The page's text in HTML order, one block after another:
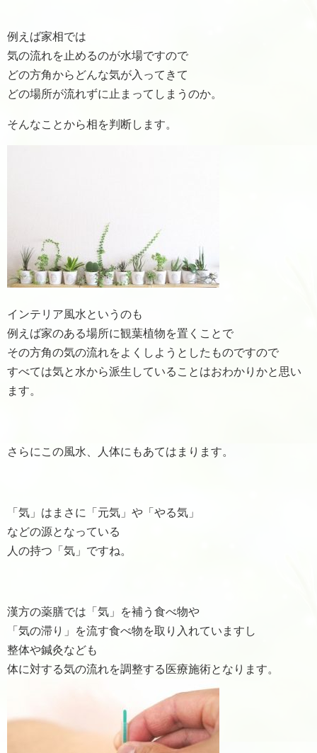
例えば家相では
気の流れを止めるのが水場ですので
どの方角からどんな気が入ってきて
どの場所が流れずに止まってしまうのか。
そんなことから相を判断します。
インテリア風水というのも
例えば家のある場所に観葉植物を置くことで
その方角の気の流れをよくしようとしたものですので
すべては気と水から派生していることはおわかりかと思い
ます。
さらにこの風水、人体にもあてはまります。
「気」はまさに「元気」や「やる気」
などの源となっている
人の持つ「気」ですね。
漢方の薬膳では「気」を補う食べ物や
「気の滞り」を流す食べ物を取り入れていますし
整体や鍼灸なども
体に対する気の流れを調整する医療施術となります。